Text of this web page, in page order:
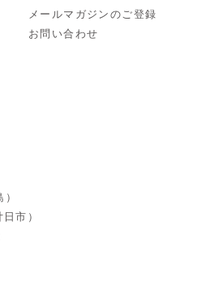
メールマガジンのご登録
お問い合わせ
市）